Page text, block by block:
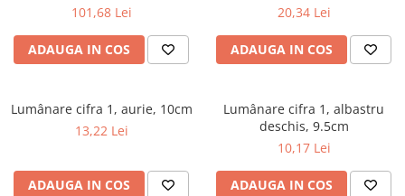
101,68 Lei
ADAUGA IN COS
20,34 Lei
ADAUGA IN COS
Lumânare cifra 1, aurie, 10cm
13,22 Lei
ADAUGA IN COS
Lumânare cifra 1, albastru
deschis, 9.5cm
10,17 Lei
ADAUGA IN COS